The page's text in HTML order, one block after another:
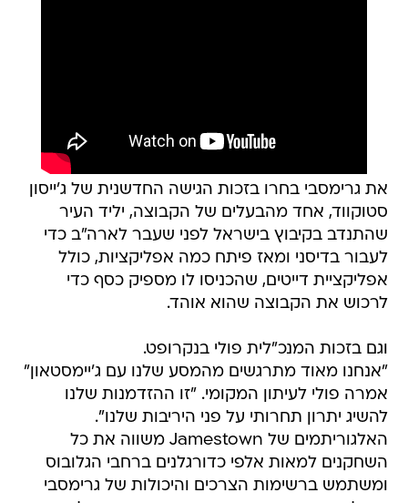
את גרימסבי בחרו בזכות הגישה החדשנית של ג'ייסון
סטוקווד, אחד מהבעלים של הקבוצה, יליד העיר
שהתנדב בקיבוץ בישראל לפני שעבר לארה"ב כדי
לעבור בדיסני ומאז פיתח כמה אפליקציות, כולל
אפליקציית דייטים, שהכניסו לו מספיק כסף כדי
לרכוש את הקבוצה שהוא אוהד.
וגם בזכות המנכ"לית פולי בנקרופט.
"אנחנו מאוד מתרגשים מהמסע שלנו עם ג'יימסטאון"
אמרה פולי לעיתון המקומי. "זו ההזדמנות שלנו
להשיג יתרון תחרותי על פני היריבות שלנו".
האלגוריתמים של Jamestown משווה את כל
השחקנים למאות אלפי כדורגלנים ברחבי הגלובוס
ומשתמש ברשימות הצרכים והיכולות של גרימסבי